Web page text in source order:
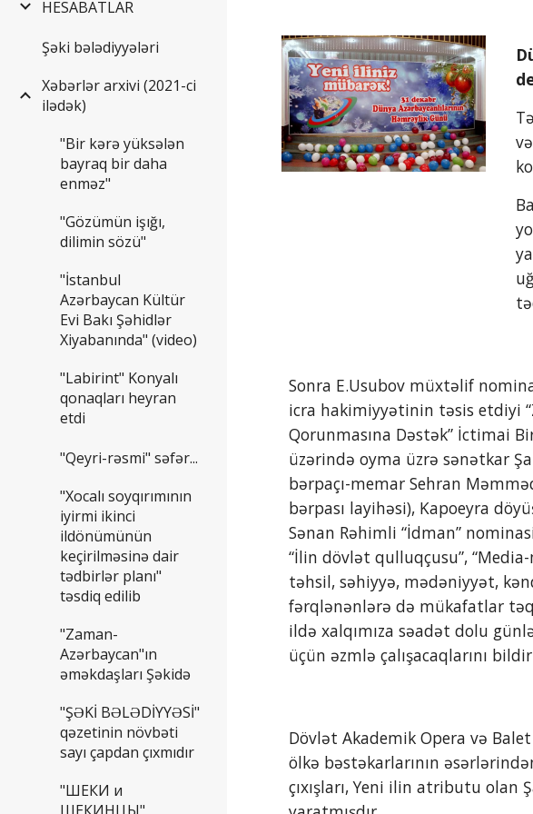
HESABATLAR
Şəki bələdiyyələri
Xəbərlər arxivi (2021-ci
ilədək)
"Bir kərə yüksələn
bayraq bir daha
enməz"
"Gözümün işığı,
dilimin sözü"
"İstanbul
Azərbaycan Kültür
Evi Bakı Şəhidlər
Xiyabanında" (video)
"Labirint" Konyalı
qonaqları heyran
etdi
"Qeyri-rəsmi" səfər...
"Xocalı soyqırımının
iyirmi ikinci
ildönümünün
keçirilməsinə dair
tədbirlər planı"
təsdiq edilib
"Zaman-
Azərbaycan"ın
əməkdaşları Şəkidə
"ŞƏKİ BƏLƏDİYYƏSİ"
qəzetinin növbəti
sayı çapdan çıxmıdır
"ШЕКИ и
ШЕКИНЦЫ"
Sonra E.Usubov müxtəlif
icra hakimiyyətinin təsis etdiyi
Qorunmasına Dəstək” İctimai
üzərində oyma üzrə sənətkar
bərpaçı-memar Sehran
bərpası layihəsi), Kapoeyra
Sənan Rəhimli “İdman”
“İlin dövlət qulluqçusu”,
təhsil, səhiyyə, mədəniyyət,
fərqlənənlərə də mükafatlar
ildə xalqımıza səadət dolu
üçün əzmlə çalışacaqlarını
Dövlət Akademik Opera və
ölkə bəstəkarlarının
çıxışları, Yeni ilin atributu olan